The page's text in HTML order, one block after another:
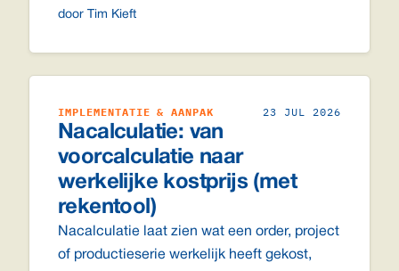
door Tim Kieft
IMPLEMENTATIE & AANPAK 23 JUL 2026
Nacalculatie: van
voorcalculatie naar
werkelijke kostprijs (met
rekentool)
Nacalculatie laat zien wat een order, project
of productieserie werkelijk heeft gekost,